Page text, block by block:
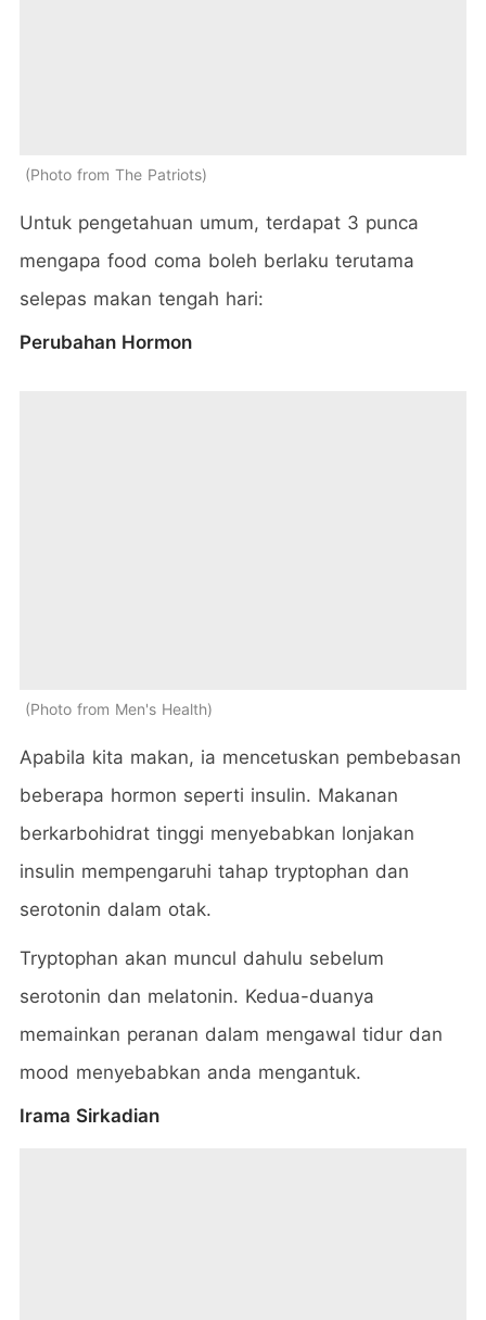
Photo from The Patriots
Untuk pengetahuan umum, terdapat 3 punca
mengapa food coma boleh berlaku terutama
selepas makan tengah hari:
Perubahan Hormon
Photo from Men's Health
Apabila kita makan, ia mencetuskan pembebasan
beberapa hormon seperti insulin. Makanan
berkarbohidrat tinggi menyebabkan lonjakan
insulin mempengaruhi tahap tryptophan dan
serotonin dalam otak.
Tryptophan akan muncul dahulu sebelum
serotonin dan melatonin. Kedua-duanya
memainkan peranan dalam mengawal tidur dan
mood menyebabkan anda mengantuk.
Irama Sirkadian